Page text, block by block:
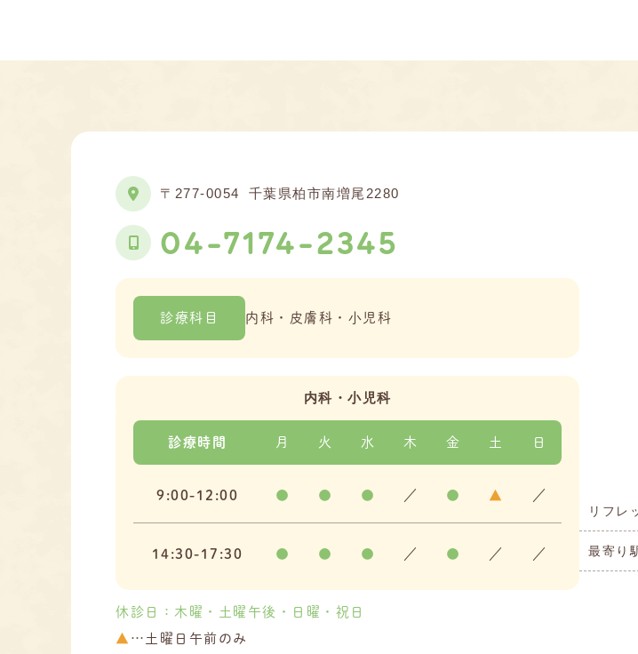
〒277‐0054 千葉県柏市南増尾2280
04-7174-2345
診療科目 内科・皮膚科・小児科
内科・小児科
診療時間 月 火 水 木 金 土 日
9:00-12:00 ● ● ● ／ ● ▲ ／
14:30-17:30 ● ● ● ／ ● ／ ／
休診日：木曜・土曜午後・日曜・祝日
▲ …土曜日午前のみ
リフレ
最寄り